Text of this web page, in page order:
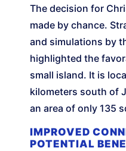
The decision for
made by chance.
and simulations by
highlighted the
small island. It is
kilometers south of
an area of only 135
IMPROVED
POTENTIAL